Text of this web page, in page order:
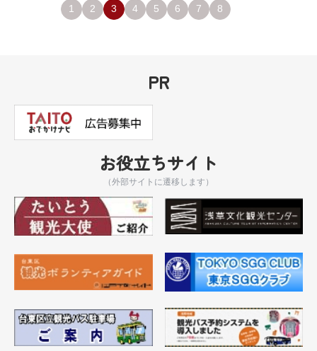
1 2 3 4 5 6 7 8
PR
お役立ちサイト
（外部サイトに遷移します）